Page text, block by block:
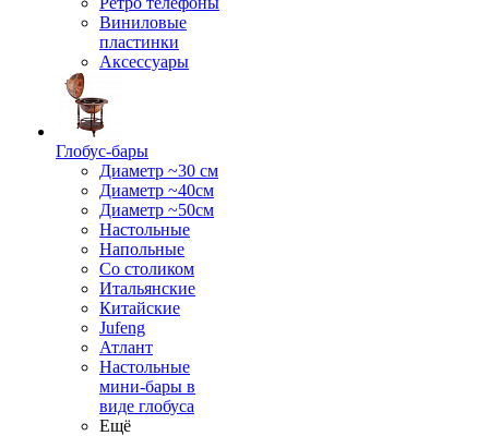
Виниловые
пластинки
Аксессуары
Глобус-бары
Диаметр ~30 см
Диаметр ~40см
Диаметр ~50см
Настольные
Напольные
Со столиком
Итальянские
Китайские
Jufeng
Атлант
Настольные
мини-бары в
виде глобуса
Ещё